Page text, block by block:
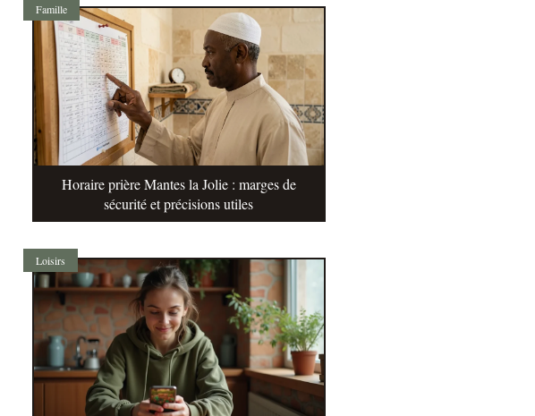
Famille
Horaire prière Mantes la Jolie : marges de
sécurité et précisions utiles
Loisirs